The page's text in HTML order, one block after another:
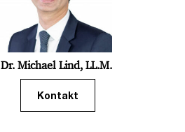
Dr. Michael Lind, LL.M.
Kontakt